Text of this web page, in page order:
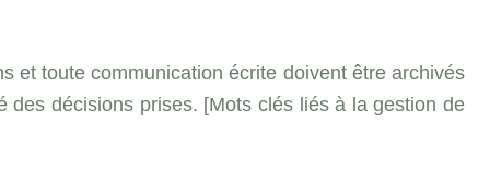
et toute communication écrite doivent être archivés
des décisions prises. [Mots clés liés à la gestion de